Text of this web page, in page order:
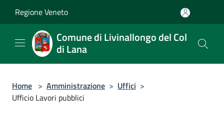
Regione Veneto
Comune di Livinallongo del Col
di Lana
Home > Amministrazione > Uffici >
Ufficio Lavori pubblici